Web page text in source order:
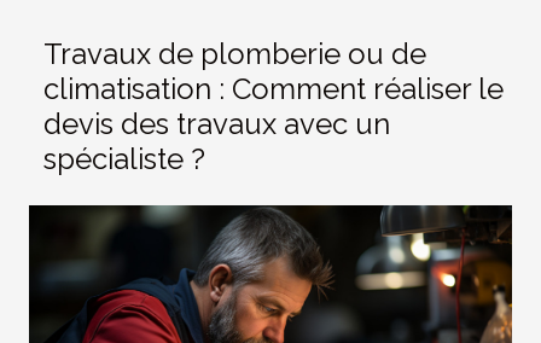
Travaux de plomberie ou de
climatisation : Comment réaliser le
devis des travaux avec un
spécialiste ?